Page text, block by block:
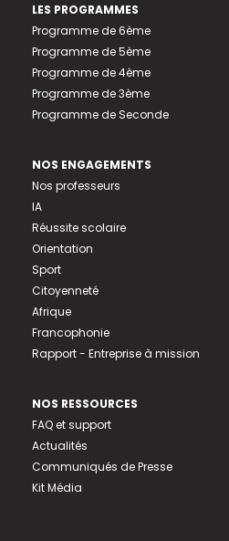
LES PROGRAMMES
Programme de 6ème
Programme de 5ème
Programme de 4ème
Programme de 3ème
Programme de Seconde
NOS ENGAGEMENTS
Nos professeurs
IA
Réussite scolaire
Orientation
Sport
Citoyenneté
Afrique
Francophonie
Rapport - Entreprise à mission
NOS RESSOURCES
FAQ et support
Actualités
Communiqués de Presse
Kit Média